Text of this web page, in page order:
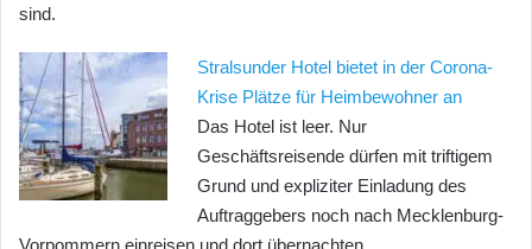
sind.
Stralsunder Hotel bietet in der Corona-
Krise Plätze für Heimbewohner an
Das Hotel ist leer. Nur
Geschäftsreisende dürfen mit triftigem
Grund und expliziter Einladung des
Auftraggebers noch nach Mecklenburg-
Vorpommern einreisen und dort übernachten.